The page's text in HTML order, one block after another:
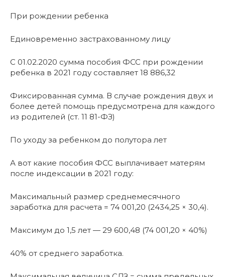
При рождении ребенка
Единовременно застрахованному лицу
С 01.02.2020 сумма пособия ФСС при рождении
ребенка в 2021 году составляет 18 886,32
Фиксированная сумма. В случае рождения двух и
более детей помощь предусмотрена для каждого
из родителей (ст. 11 81-ФЗ)
По уходу за ребенком до полутора лет
А вот какие пособия ФСС выплачивает матерям
после индексации в 2021 году:
Максимальный размер среднемесячного
заработка для расчета = 74 001,20 (2434,25 × 30,4).
Максимум до 1,5 лет — 29 600,48 (74 001,20 × 40%)
40% от среднего заработка.